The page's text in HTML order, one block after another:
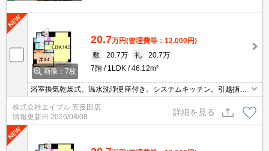
画像：7枚
20.7万円(管理費等：12,000円)
敷
20.7万 礼
20.7万
7階
1LDK 46.12m²
浴室換気乾燥式。温水洗浄便座付き。システムキッチン。引越指定
業者あり。
株式会社エイブル 五反田店
情報更新日 2026/08/08
詳細を見る